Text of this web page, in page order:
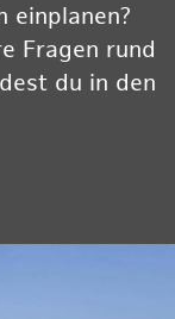
einplanen?
Fragen rund
du in den